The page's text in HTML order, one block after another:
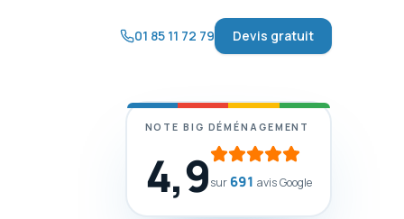
01 85 11 72 79 Devis gratuit
NOTE BIG DÉMÉNAGEMENT
4,9sur691 avis Google